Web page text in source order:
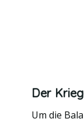
Der
Um die